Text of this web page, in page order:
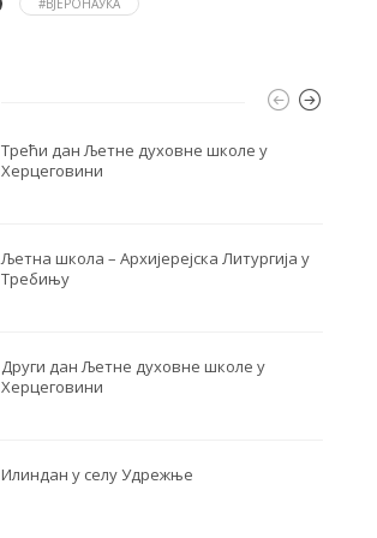
#ВЈЕРОНАУКА
Трећи дан Љетне духовне школе у
Херцеговини
Љетна школа – Архијерејска Литургија у
Требињу
Други дан Љетне духовне школе у
Херцеговини
Илиндан у селу Удрежње